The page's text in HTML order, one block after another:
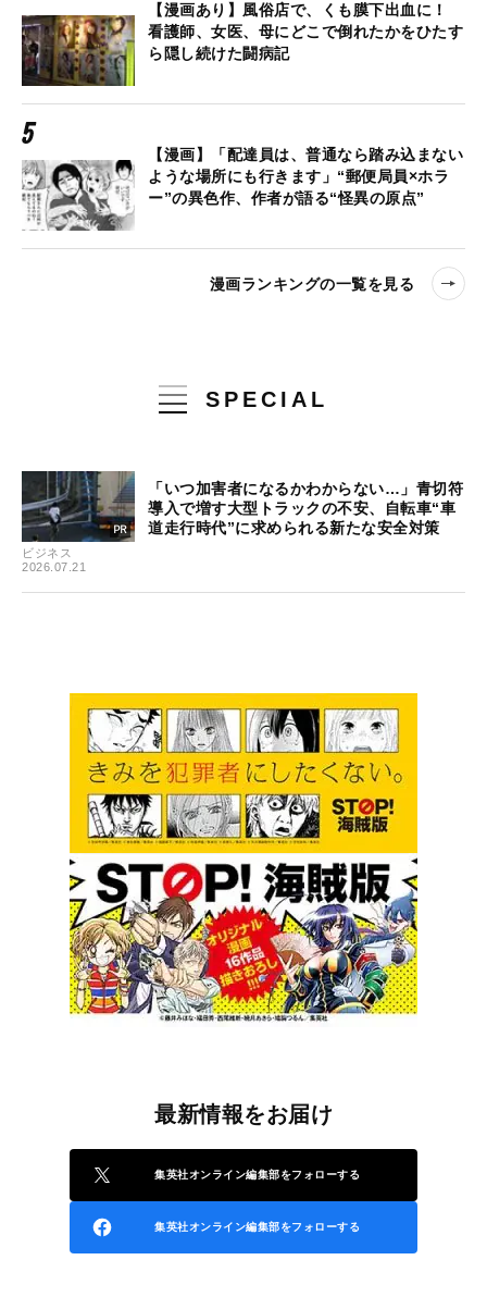
【漫画あり】風俗店で、くも膜下出血に！
看護師、女医、母にどこで倒れたかをひたす
ら隠し続けた闘病記
【漫画】「配達員は、普通なら踏み込まない
ような場所にも行きます」“郵便局員×ホラ
ー”の異色作、作者が語る“怪異の原点”
漫画ランキングの一覧を見る
SPECIAL
ビジネス
2026.07.21
「いつ加害者になるかわからない…」青切符
導入で増す大型トラックの不安、自転車“車
道走行時代”に求められる新たな安全対策
最新情報をお届け
集英社オンライン編集部をフォローする
集英社オンライン編集部をフォローする